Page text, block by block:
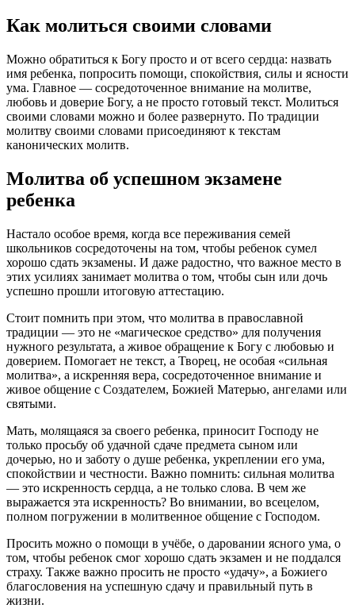
Как молиться своими словами
Можно обратиться к Богу просто и от всего сердца: назвать
имя ребенка, попросить помощи, спокойствия, силы и ясности
ума. Главное — сосредоточенное внимание на молитве,
любовь и доверие Богу, а не просто готовый текст. Молиться
своими словами можно и более развернуто. По традиции
молитву своими словами присоединяют к текстам
канонических молитв.
Молитва об успешном экзамене
ребенка
Настало особое время, когда все переживания семей
школьников сосредоточены на том, чтобы ребенок сумел
хорошо сдать экзамены. И даже радостно, что важное место в
этих усилиях занимает молитва о том, чтобы сын или дочь
успешно прошли итоговую аттестацию.
Стоит помнить при этом, что молитва в православной
традиции — это не «магическое средство» для получения
нужного результата, а живое обращение к Богу с любовью и
доверием. Помогает не текст, а Творец, не особая «сильная
молитва», а искренняя вера, сосредоточенное внимание и
живое общение с Создателем, Божией Матерью, ангелами или
святыми.
Мать, молящаяся за своего ребенка, приносит Господу не
только просьбу об удачной сдаче предмета сыном или
дочерью, но и заботу о душе ребенка, укреплении его ума,
спокойствии и честности. Важно помнить: сильная молитва
— это искренность сердца, а не только слова. В чем же
выражается эта искренность? Во внимании, во всецелом,
полном погружении в молитвенное общение с Господом.
Просить можно о помощи в учёбе, о даровании ясного ума, о
том, чтобы ребенок смог хорошо сдать экзамен и не поддался
страху. Также важно просить не просто «удачу», а Божиего
благословения на успешную сдачу и правильный путь в
жизни.